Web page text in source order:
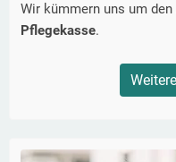
Wir kümmern uns um den
Pflegekasse.